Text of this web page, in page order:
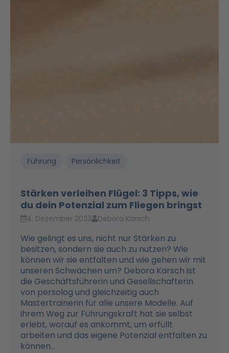
Führung Persönlichkeit
Stärken verleihen Flügel: 3 Tipps, wie
du dein Potenzial zum Fliegen bringst
4. Dezember 2023 Debora Karsch
Wie gelingt es uns, nicht nur Stärken zu
besitzen, sondern sie auch zu nutzen? Wie
können wir sie entfalten und wie gehen wir mit
unseren Schwächen um? Debora Karsch ist
die Geschäftsführerin und Gesellschafterin
von persolog und gleichzeitig auch
Mastertrainerin für alle unsere Modelle. Auf
ihrem Weg zur Führungskraft hat sie selbst
erlebt, worauf es ankommt, um erfüllt
arbeiten und das eigene Potenzial entfalten zu
können...